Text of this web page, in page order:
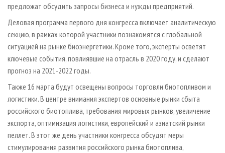
ИНСТРУМЕНТ И МАТЕРИАЛЫ
БИБЛИОТЕКА СПЕЦИАЛИСТА
предложат обсудить запросы бизнеса и нужды предприятий.
Деловая программа первого дня конгресса включает аналитическую
секцию, в рамках которой участники познакомятся с глобальной
ситуацией на рынке биоэнергетики. Кроме того, эксперты осветят
ключевые события, повлиявшие на отрасль в 2020 году, и сделают
прогноз на 2021-2022 годы.
Также 16 марта будут освещены вопросы торговли биотопливом и
логистики. В центре внимания экспертов основные рынки сбыта
российского биотоплива, требования мировых рынков, увеличение
экспорта, оптимизация логистики, европейский и азиатский рынки
пеллет. В этот же день участники конгресса обсудят меры
стимулирования развития российского рынка биотоплива,